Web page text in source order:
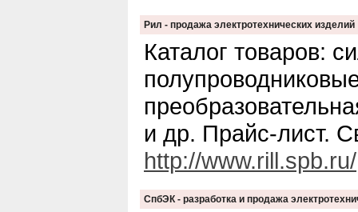
Рил - продажа электротехнических изделий
Каталог товаров:
и др. Прайс-лист.
http://www.rill.spb.ru/
СпбЭК - разработка и продажа